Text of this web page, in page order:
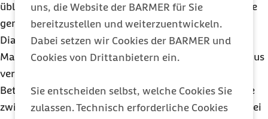
uns, die Website der BARMER für Sie
bereitzustellen und weiterzuentwickeln.
Dabei setzen wir Cookies der BARMER und
Cookies von Drittanbietern ein.
Sie entscheiden selbst, welche Cookies Sie
zulassen. Technisch erforderliche Cookies
üblich, auch funktionelle oder flexible Insulintherapie
genannt. Durch sie ist der Alltag von Menschen mit
Diabetes nicht so streng reglementiert wie früher.
Manchmal kommt die intensivierte Insulintherapie aus
verschiedenen Gründen nicht infrage, dann erhalten
Betroffene die konventionelle Therapie. Die Abstände
zwischen Insulingabe, Essen und Bewegung sind dabei